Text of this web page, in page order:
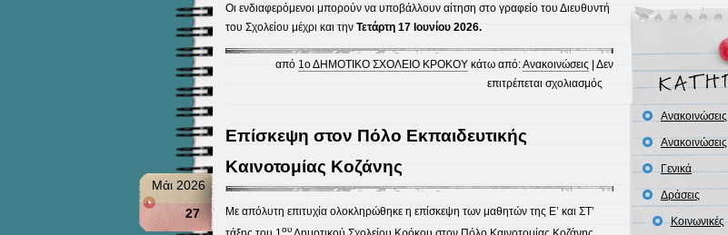
Οι ενδιαφερόμενοι μπορούν να υποβάλλουν αίτηση στο γραφείο του Διευθυντή
του Σχολείου μέχρι και την Τετάρτη 17 Ιουνίου 2026.
από 1ο ΔΗΜΟΤΙΚΟ ΣΧΟΛΕΙΟ ΚΡΟΚΟΥκάτω από:Ανακοινώσεις
Δεν
επιτρέπεται σχολιασμόςστο
Ανακοίνωση
συμμετοχή
Επίσκεψη στον Πόλο Εκπαιδευτικής
Καινοτομίας Κοζάνης
Μάι 2026
27
Με απόλυτη επιτυχία ολοκληρώθηκε η επίσκεψη των μαθητών της Ε’ και ΣΤ’
ου
Ανακοινώσεις
Ανακοινώσεις
Γενικά
Δράσεις
Κοινωνικές